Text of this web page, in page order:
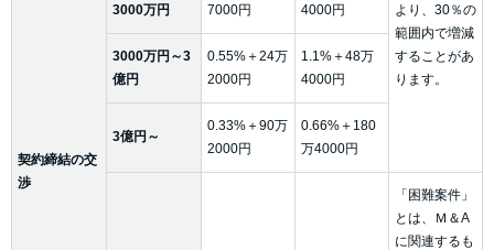
契約締結の交
渉
より、30％の
範囲内で増減
することがあ
ります。
3000万円
7000円
4000円
3000万円～3
億円
0.55%＋24万
2000円
1.1%＋48万
4000円
3億円～
0.33%＋90万
2000円
0.66%＋180
万4000円
「困難案件」
とは、Ｍ＆A
に関連するも